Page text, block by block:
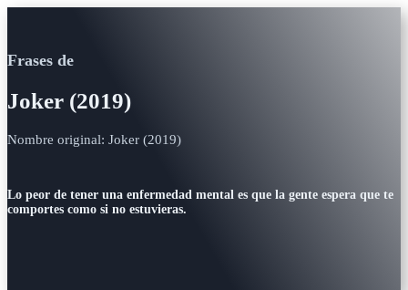
Frases de
Joker (2019)
Nombre original: Joker (2019)
Lo peor de tener una enfermedad mental es que la gente espera que te
comportes como si no estuvieras.